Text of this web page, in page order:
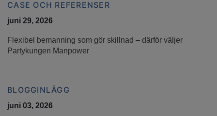
CASE OCH REFERENSER
juni 29, 2026
Flexibel bemanning som gör skillnad – därför väljer
Partykungen Manpower
BLOGGINLÄGG
juni 03, 2026